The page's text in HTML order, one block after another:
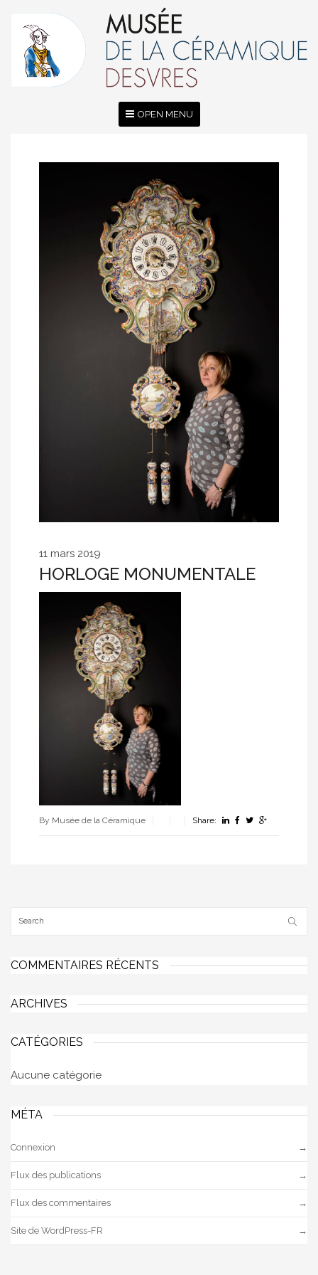
OPEN MENU
11 mars 2019
HORLOGE MONUMENTALE
By Musée de la Céramique Share:
COMMENTAIRES RÉCENTS
ARCHIVES
CATÉGORIES
Aucune catégorie
MÉTA
Connexion
Flux des publications
Flux des commentaires
Site de WordPress-FR